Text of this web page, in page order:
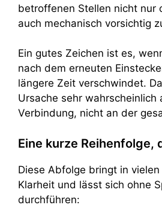
betroffenen Stellen nicht nur
auch mechanisch vorsichtig
Ein gutes Zeichen ist es,
nach dem erneuten
längere Zeit verschwindet.
Ursache sehr wahrscheinlich
Verbindung, nicht an der
Eine kurze Reihenfolge,
Diese Abfolge bringt in vielen
Klarheit und lässt sich ohne
durchführen: